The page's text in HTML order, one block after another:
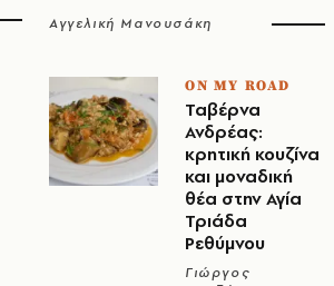
Αγγελική Μανουσάκη
ON MY ROAD
Ταβέρνα
Ανδρέας:
κρητική κουζίνα
και μοναδική
θέα στην Αγία
Τριάδα
Ρεθύμνου
Γιώργος